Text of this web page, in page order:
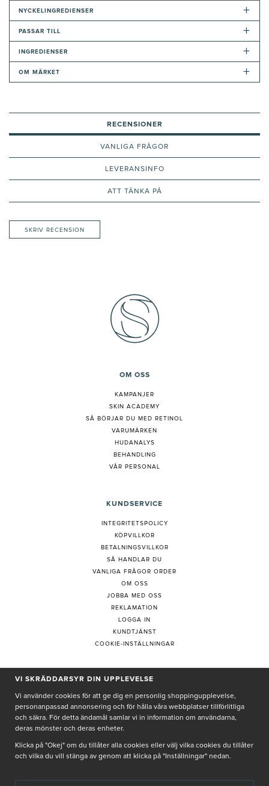
NYCKELINGREDIENSER +
PASSAR TILL +
INGREDIENSER +
OM MÄRKET +
RECENSIONER
VANLIGA FRÅGOR
LEVERANSINFO
ATT TÄNKA PÅ
SKRIV RECENSION
OM OSS
KAMPANJER
SKIN ACADEMY
SÅ BÖRJAR DU MED RETINOL
VARUMÄRKEN
HUDANALYS
BEHANDLING
VÅR PERSONAL
KUNDSERVICE
INTEGRITETSPOLICY
KÖPVILLKOR
BETALNINGSVILLKOR
SÅ HANDLAR DU
VANLIGA FRÅGOR ORDER
OM OSS
JOBBA MED OSS
REKLAMATION
LOGGA IN
KUNDTJÄNST
COOKIE-INSTÄLLNINGAR
PRENUMERERA PÅ NYHETSBREV
Genom att ge min e-post, accepterar jag Seth och Sallyintegritetspolicy
De uppgifter du matar in kommer endast användas till våra nyhetsbrev.
VI SKRÄDDARSYR DIN UPPLEVELSE
Vi använder cookies för att ge dig en personlig shoppingupplevelse,
personanpassad annonsering och för hålla våra webbplatser tillförlitliga
och säkra. För detta ändamål samlar vi in information om användarna,
deras mönster och deras enheter.
Klicka på "Okej" om du tillåter alla cookies eller välj vilka cookies du tillåter
och vilka du vill stänga av genom att klicka på "Inställningar" nedan.